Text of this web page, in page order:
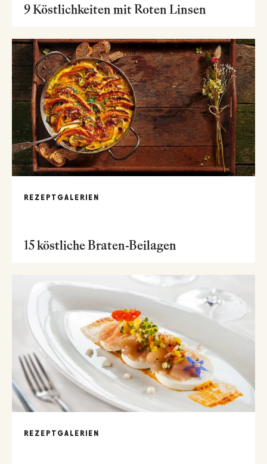
9 Köstlichkeiten mit Roten Linsen
REZEPTGALERIEN
15 köstliche Braten-Beilagen
REZEPTGALERIEN